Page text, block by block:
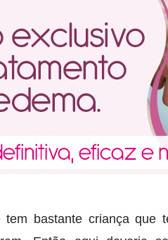
bastante criança que